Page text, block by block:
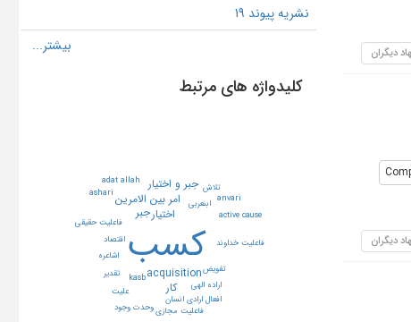
دیگران
دیگران
نشریه پیوند 19
کلیدواژه های مرتبط
كسب
acquisition
اختيار
امر بين الامرين
جبر
جبر و اختيار
كار
kasb
ابنعربي
اراده الهي
اشاعره
افعال ارادي انسان
اقتصاد
تفويض تقدير
تلاش
عليت
فاعليت حقيقي
فاعليت خداوند
فاعليت مجازيوحدت وجود
active cause
adat allah
anvari
ashari